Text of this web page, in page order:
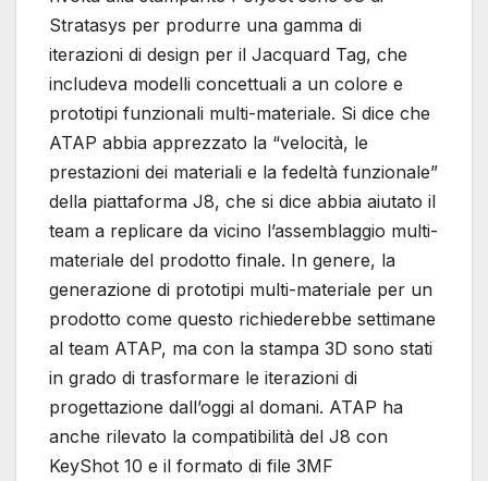
Stratasys per produrre una gamma di
iterazioni di design per il Jacquard Tag, che
includeva modelli concettuali a un colore e
prototipi funzionali multi-materiale. Si dice che
ATAP abbia apprezzato la “velocità, le
prestazioni dei materiali e la fedeltà funzionale”
della piattaforma J8, che si dice abbia aiutato il
team a replicare da vicino l’assemblaggio multi-
materiale del prodotto finale. In genere, la
generazione di prototipi multi-materiale per un
prodotto come questo richiederebbe settimane
al team ATAP, ma con la stampa 3D sono stati
in grado di trasformare le iterazioni di
progettazione dall’oggi al domani. ATAP ha
anche rilevato la compatibilità del J8 con
KeyShot 10 e il formato di file 3MF